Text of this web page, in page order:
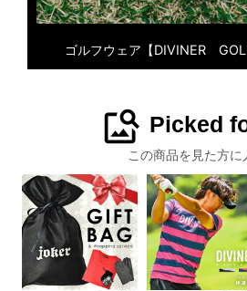
ゴルフウェア【DIVINER
image_search Picked
この商品を見た方に